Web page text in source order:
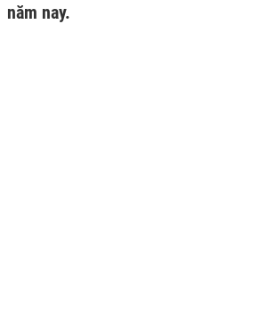
năm nay.